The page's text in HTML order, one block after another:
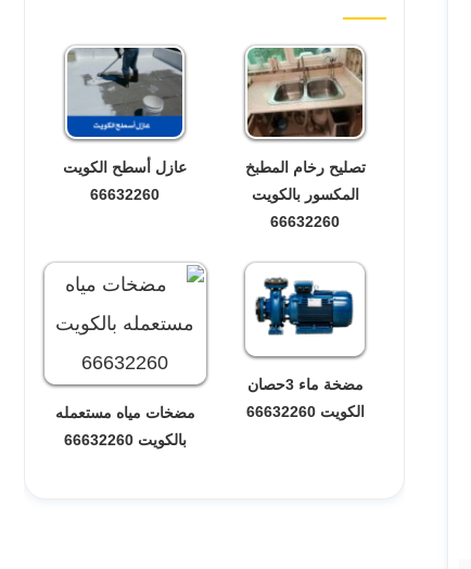
تصليح رخام المطبخ
المكسور بالكويت
66632260
عازل أسطح الكويت
66632260
مضخة ماء 3حصان
الكويت 66632260
مضخات مياه مستعمله
بالكويت 66632260